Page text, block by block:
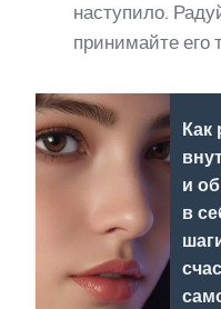
наступило.
принимайте его
Как
и
в